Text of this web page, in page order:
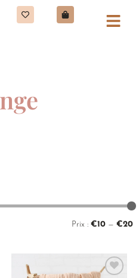
Prix : €10 — €20